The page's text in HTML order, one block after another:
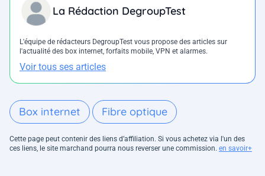
La Rédaction DegroupTest
L'équipe de rédacteurs DegroupTest vous propose des articles sur
l'actualité des box internet, forfaits mobile, VPN et alarmes.
Voir tous ses articles
Box internet Fibre optique
Cette page peut contenir des liens d’affiliation. Si vous achetez via l'un des
ces liens, le site marchand pourra nous reverser une commission. en savoir+